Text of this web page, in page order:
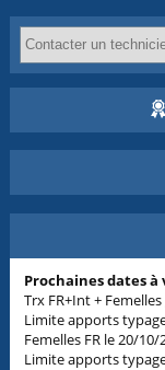
Prochaines dates à
Trx FR+Int +
Limite apports
Femelles FR le 20/10/
Limite apports